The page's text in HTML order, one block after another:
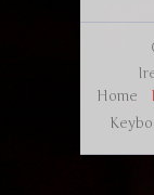
Home